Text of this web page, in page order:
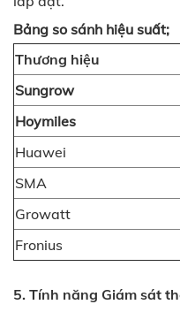
Bảng so sánh hiệu suất;
Thương hiệu
Sungrow
Hoymiles
Huawei
SMA
Growatt
Fronius
5. Tính năng Giám sát